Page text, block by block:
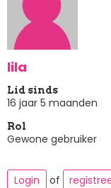
lila
Lid sinds
16 jaar 5 maanden
Rol
Gewone gebruiker
Login of